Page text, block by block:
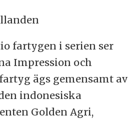
fartygen i serien ser
Impression och
ägs gemensamt av
indonesiska
Golden Agri,